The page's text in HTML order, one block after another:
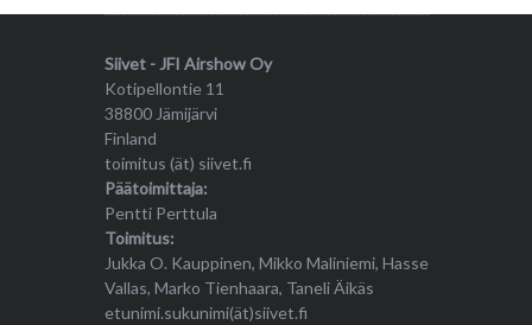
Siivet - JFI Airshow Oy
Kotipellontie 11
38800 Jämijärvi
Finland
toimitus (ät) siivet.fi
Päätoimittaja:
Pentti Perttula
Toimitus:
Jukka O. Kauppinen, Mikko Maliniemi, Hasse
Vallas, Marko Tienhaara, Taneli Äikäs
etunimi.sukunimi(ät)siivet.fi